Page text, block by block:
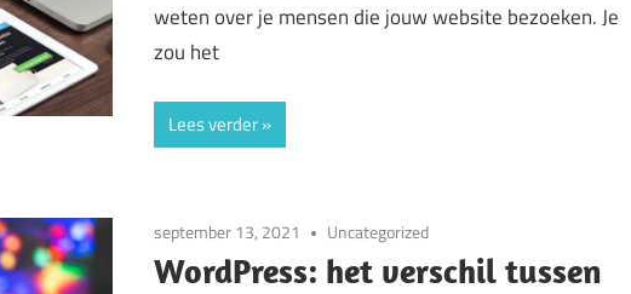
weten over je mensen die jouw website bezoeken. Je
zou het
Lees verder
september 13, 2021 Uncategorized
WordPress: het verschil tussen